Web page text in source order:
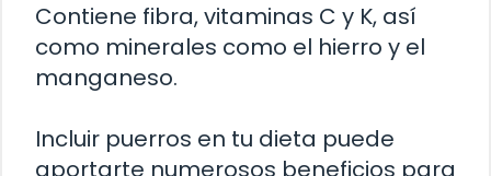
Contiene fibra, vitaminas C y K, así
como minerales como el hierro y el
manganeso.
Incluir puerros en tu dieta puede
aportarte numerosos beneficios para